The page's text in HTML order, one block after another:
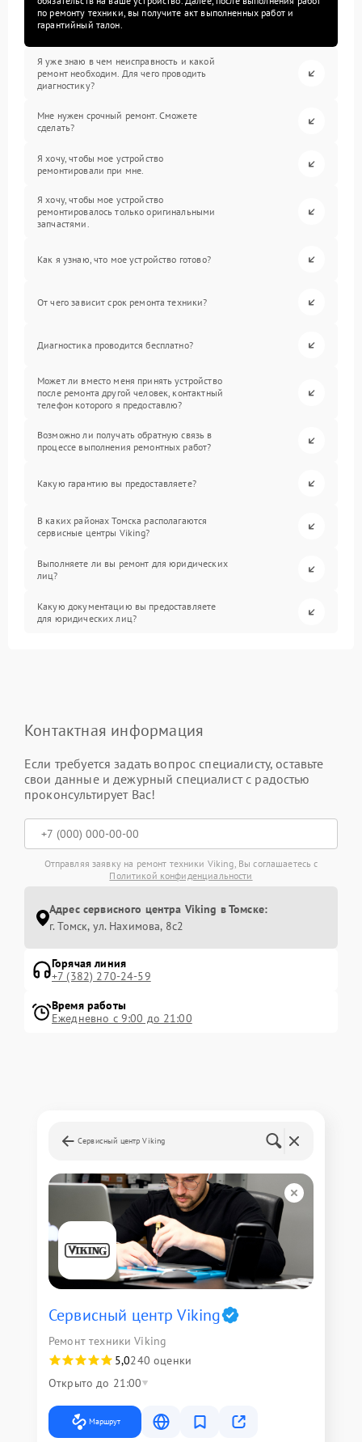
по ремонту техники, вы получите акт выполненных работ и
гарантийный талон.
Я уже знаю в чем неисправность и какой
ремонт необходим. Для чего проводить
диагностику?
Мне нужен срочный ремонт. Сможете
сделать?
Я хочу, чтобы мое устройство
ремонтировали при мне.
Я хочу, чтобы мое устройство
ремонтировалось только оригинальными
запчастями.
Как я узнаю, что мое устройство готово?
От чего зависит срок ремонта техники?
Диагностика проводится бесплатно?
Может ли вместо меня принять устройство
после ремонта другой человек, контактный
телефон которого я предоставлю?
Возможно ли получать обратную связь в
процессе выполнения ремонтных работ?
Какую гарантию вы предоставляете?
В каких районах Томска располагаются
сервисные центры Viking?
Выполняете ли вы ремонт для юридических
лиц?
Какую документацию вы предоставляете
для юридических лиц?
Контактная информация
Если требуется задать вопрос специалисту, оставьте
свои данные и дежурный специалист с радостью
проконсультирует Вас!
Отправляя заявку на ремонт техники Viking, Вы соглашаетесь с
Политикой конфиденциальности
Адрес сервисного центра Viking в Томске:
г. Томск, ул. Нахимова, 8с2
Горячая линия
+7 (382) 270-24-59
Время работы
Ежедневно с 9:00 до 21:00
Сервисный центр Viking
Сервисный центр Viking
Ремонт техники Viking
5,0240 оценки
Открыто до 21:00
Маршрут